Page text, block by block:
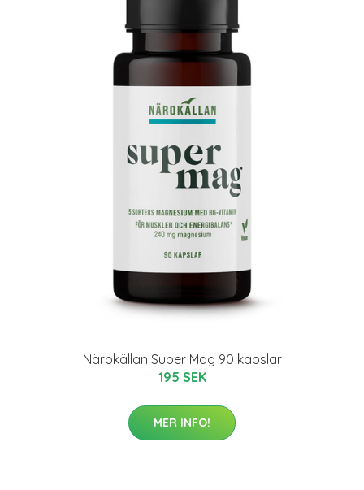
Närokällan Super Mag 90 kapslar
195 SEK
MER INFO!